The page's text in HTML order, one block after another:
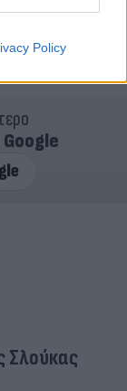
Policy
Google
Σλούκας